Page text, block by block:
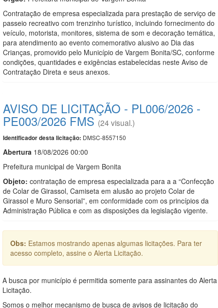
Contratação de empresa especializada para prestação de serviço de
passeio recreativo com trenzinho turístico, incluindo fornecimento do
veículo, motorista, monitores, sistema de som e decoração temática,
para atendimento ao evento comemorativo alusivo ao Dia das
Crianças, promovido pelo Município de Vargem Bonita/SC, conforme
condições, quantidades e exigências estabelecidas neste Aviso de
Contratação Direta e seus anexos.
AVISO DE LICITAÇÃO - PL006/2026 -
PE003/2026 FMS (24 visual.)
Identificador desta licitação: DMSC-8557150
Abertura 18/08/2026 00:00
Prefeitura municipal de Vargem Bonita
Objeto: contratação de empresa especializada para a a “Confecção
de Colar de Girassol, Camiseta em alusão ao projeto Colar de
Girassol e Muro Sensorial”, em conformidade com os princípios da
Administração Pública e com as disposições da legislação vigente.
Obs: Estamos mostrando apenas algumas licitações. Para ter
acesso completo, assine o Alerta Licitação.
A busca por município é permitida somente para assinantes do Alerta
Licitação.
Somos o melhor mecanismo de busca de avisos de licitação do